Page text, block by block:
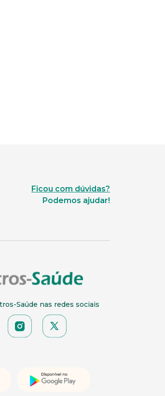
Ficou com dúvidas?
Podemos ajudar!
Saúde nas redes sociais